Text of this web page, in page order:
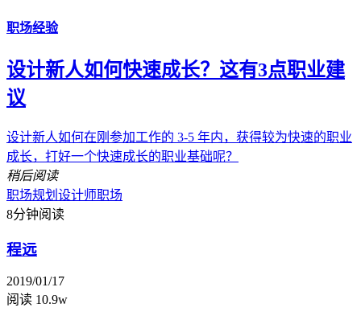
职场经验
设计新人如何快速成长？这有3点职业建
议
设计新人如何在刚参加工作的 3-5 年内，获得较为快速的职业
成长，打好一个快速成长的职业基础呢？
稍后阅读
职场规划 设计师职场
8分钟阅读
程远
2019/01/17
阅读 10.9w